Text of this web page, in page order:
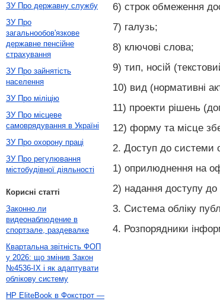
6) строк обмеження
7) галузь;
8) ключові слова;
9) тип, носій
10) вид (нормативні
11) проекти рішень
12) форму та місце
2. Доступ до системи
1) оприлюднення на
2) надання доступу
3. Система обліку
4. Розпорядники
ЗУ Про державну службу
ЗУ Про
загальнообов'язкове
державне пенсійне
страхування
ЗУ Про зайнятість
населення
ЗУ Про міліцію
ЗУ Про місцеве
самоврядування в Україні
ЗУ Про охорону праці
ЗУ Про регулювання
містобудівної діяльності
Корисні статті
Законно ли
видеонаблюдение в
спортзале, раздевалке
Квартальна звітність ФОП
у 2026: що змінив Закон
№4536-IX і як адаптувати
облікову систему
HP EliteBook в Фокстрот —